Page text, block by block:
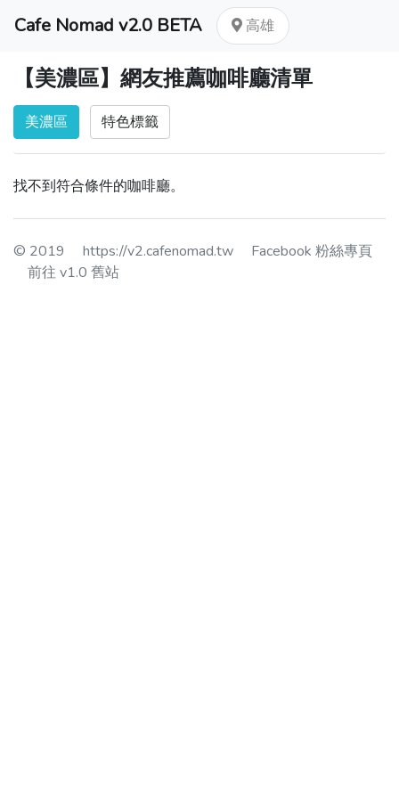
Cafe Nomad v2.0 BETA 高雄
【美濃區】網友推薦咖啡廳清單
美濃區 特色標籤
找不到符合條件的咖啡廳。
© 2019 https://v2.cafenomad.tw
Facebook 粉絲專頁
前往 v1.0 舊站